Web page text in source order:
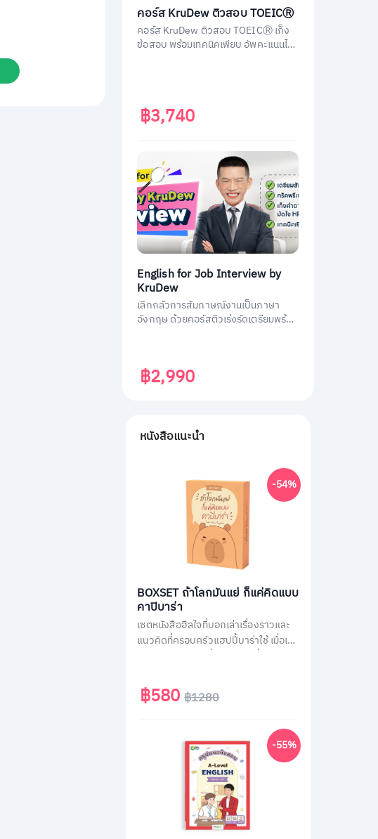
คอร์ส KruDew ติวสอบ TOEICⓇ
คอร์ส KruDew ติวสอบ TOEICⓇ เก็ง
ข้อสอบ พร้อมเทคนิคเพียบ อัพคะแนนได้
฿3,740
English for Job Interview by
KruDew
เลิกกลัวการสัมภาษณ์งานเป็นภาษา
อังกฤษ ด้วยคอร์สติวเร่งรัดเตรียมพร้อม
฿2,990
หนังสือแนะนำ
BOXSET ถ้าโลกมันแย่ ก็แค่คิดแบบ
คาปิบาร่า
เซตหนังสือฮีลใจที่บอกเล่าเรื่องราวและ
แนวคิดที่ครอบครัวแฮปปี้บาร่าใช้ เมื่อเจอ
เรื่องความรัก หรือเรื่องของสังคม รวม
กว่า 70 สถานการณ์ เพื่อเปลี่ยนมุมมอง
พร้อมของแถมสุดน่ารักแบบจัดเต็มทั้ง
สติกเกอร์ และที่คั่นคาปิบาร่า
-54%
฿580฿1280
-55%